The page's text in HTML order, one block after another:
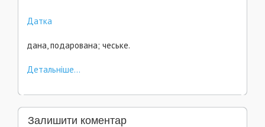
Датка
дана, подарована; чеське.
Детальніше...
Залишити коментар